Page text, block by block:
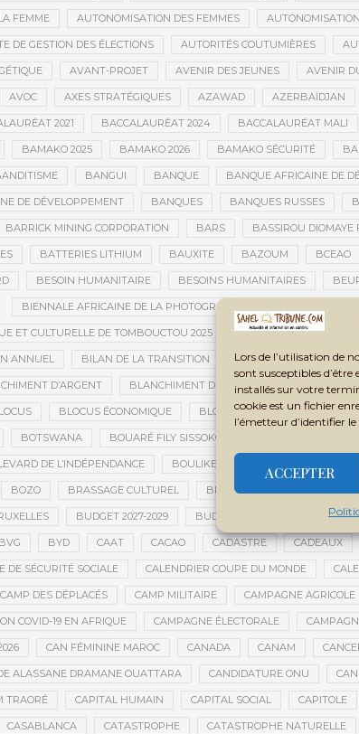
Lors de l’utilisation de
sont susceptibles d’être
installés sur votre
cookie est un fichier
l’émetteur d’identifier
ACCEPTER
FEMME AUTONOMISATION DES FEMMES
DE GESTION DES ÉLECTIONS AUTORITÉS COUTUMIÈRES
AVANT-PROJET AVENIR DES JEUNES AVENIR
AVOC AXES STRATÉGIQUES AZAWAD AZERBAÏDJAN
2021 BACCALAURÉAT 2024 BACCALAURÉAT MALI
BAMAKO 2025 BAMAKO 2026 BAMAKO SÉCURITÉ
BANGUI BANQUE BANQUE AFRICAINE DE
DE DÉVELOPPEMENT BANQUES BANQUES RUSSES
BARRICK MINING CORPORATION BARS BASSIROU DIOMAYE
BATTERIES LITHIUM BAUXITE BAZOUM BCEAO
BESOIN HUMANITAIRE BESOINS HUMANITAIRES
BIENNALE AFRICAINE DE LA PHOTOGRAPHIE
ET CULTURELLE DE TOMBOUCTOU 2025 BIENNALE ARTISTIQUE
ANNUEL BILAN DE LA TRANSITION BILAN DES ACTIVITÉS
D’ARGENT BLANCHIMENT DE CAPITAUX
BLOCUS ÉCONOMIQUE BLOGING BNDA BOAD
BOTSWANA BOUARÉ FILY SISSOKO
DE L’INDÉPENDANCE BOULIKESSI
BOZO BRASSAGE CULTUREL BRÉMA ELY DICKO
BUDGET 2027-2029 BUDGET AGRICOLE
BVG BYD CAAT CACAO CADASTRE CADEAUX
DE SÉCURITÉ SOCIALE CALENDRIER COUPE DU MONDE
CAMP DES DÉPLACÉS CAMP MILITAIRE CAMPAGNE AGRICOLE
COVID-19 EN AFRIQUE CAMPAGNE ÉLECTORALE
CAN FÉMININE MAROC CANADA CANAM
ALASSANE DRAMANE OUATTARA CANDIDATURE ONU
TRAORÉ CAPITAL HUMAIN CAPITAL SOCIAL CAPITOLE
CASABLANCA CATASTROPHE CATASTROPHE NATURELLE